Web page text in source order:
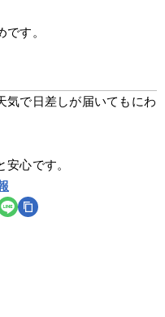
す。
気で日差しが届いてもにわ
心です。